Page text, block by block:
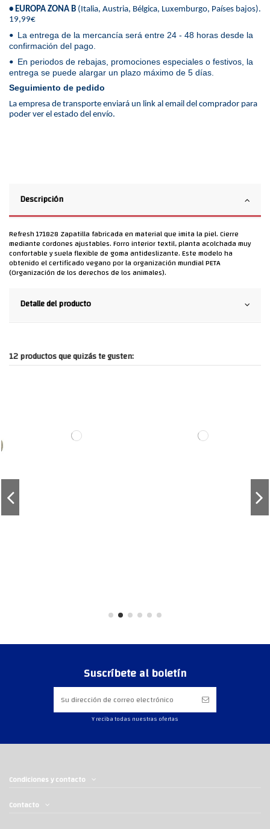
• EUROPA ZONA B (Italia, Austria, Bélgica, Luxemburgo, Países bajos).
19,99€
• La entrega de la mercancía será entre 24 - 48 horas desde la
confirmación del pago.
• En periodos de rebajas, promociones especiales o festivos, la
entrega se puede alargar un plazo máximo de 5 días.
Seguimiento de pedido
La empresa de transporte enviará un link al email del comprador para
poder ver el estado del envío.
Descripción
Refresh 171828 Zapatilla fabricada en material que imita la piel. Cierre
mediante cordones ajustables. Forro interior textil, planta acolchada muy
confortable y suela flexible de goma antideslizante. Este modelo ha
obtenido el certificado vegano por la organización mundial PETA
(Organización de los derechos de los animales).
Detalle del producto
12 productos que quizás te gusten:
Suscríbete al boletín
Y reciba todas nuestras ofertas
Condiciones y contacto
Contacto